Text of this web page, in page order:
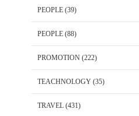
PEOPLE (39)
PEOPLE (88)
PROMOTION (222)
TEACHNOLOGY (35)
TRAVEL (431)